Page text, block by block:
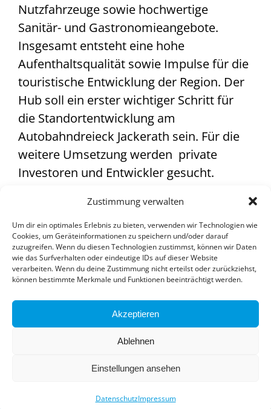
Zustimmung verwalten
Um dir ein optimales Erlebnis zu bieten, verwenden wir Technologien wie
Cookies, um Geräteinformationen zu speichern und/oder darauf
zuzugreifen. Wenn du diesen Technologien zustimmst, können wir Daten
wie das Surfverhalten oder eindeutige IDs auf dieser Website
verarbeiten. Wenn du deine Zustimmung nicht erteilst oder zurückziehst,
können bestimmte Merkmale und Funktionen beeinträchtigt werden.
Akzeptieren
Ablehnen
Einstellungen ansehen
DatenschutzImpressum
Nutzfahrzeuge sowie hochwertige
Sanitär- und Gastronomieangebote.
Insgesamt entsteht eine hohe
Aufenthaltsqualität sowie Impulse für die
touristische Entwicklung der Region. Der
Hub soll ein erster wichtiger Schritt für
die Standortentwicklung am
Autobahndreieck Jackerath sein. Für die
weitere Umsetzung werden private
Investoren und Entwickler gesucht.
Hier finden Sie die Kurzfassung zur
Studie:https://innovationspark-
erneuerbare-energien.de/green-energy-
hub/
© 2024 Innovationspark Erneuerbare Energien
|Datenschutz|Impressum